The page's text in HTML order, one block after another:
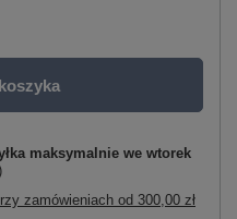
maksymalnie we wtorek
zamówieniach od 300,00 zł